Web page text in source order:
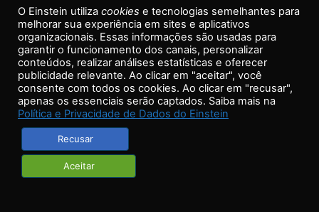
Copyright © 2018 Hospital Israelita Albert Einstein. Todos os direitos
reservados.
O Einstein utiliza cookies e tecnologias semelhantes para
melhorar sua experiência em sites e aplicativos
organizacionais. Essas informações são usadas para
garantir o funcionamento dos canais, personalizar
conteúdos, realizar análises estatísticas e oferecer
publicidade relevante. Ao clicar em "aceitar", você
consente com todos os cookies. Ao clicar em "recusar",
apenas os essenciais serão captados. Saiba mais na
Política e Privacidade de Dados do Einstein
Recusar
Aceitar